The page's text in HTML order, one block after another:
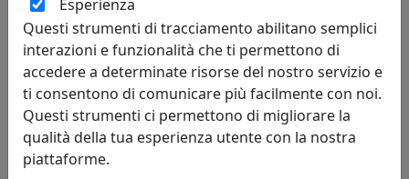
TAVOLINO ROUND 1 ROTONDO D40 OUTDOOR ECT05040-04
GRAFITE
MemeDesign
Esperienza
Questi strumenti di tracciamento abilitano semplici
interazioni e funzionalità che ti permettono di
accedere a determinate risorse del nostro servizio e
ti consentono di comunicare più facilmente con noi.
Questi strumenti ci permettono di migliorare la
qualità della tua esperienza utente con la nostra
piattaforme.